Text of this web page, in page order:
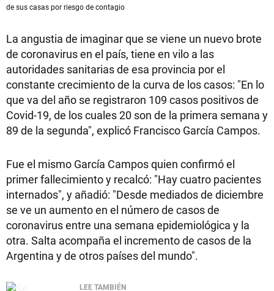
de sus casas por riesgo de contagio
La angustia de imaginar que se viene un nuevo brote
de coronavirus en el país, tiene en vilo a las
autoridades sanitarias de esa provincia por el
constante crecimiento de la curva de los casos: "En lo
que va del año se registraron 109 casos positivos de
Covid-19, de los cuales 20 son de la primera semana y
89 de la segunda", explicó Francisco García Campos.
Fue el mismo García Campos quien confirmó el
primer fallecimiento y recalcó: "Hay cuatro pacientes
internados", y añadió: "Desde mediados de diciembre
se ve un aumento en el número de casos de
coronavirus entre una semana epidemiológica y la
otra. Salta acompaña el incremento de casos de la
Argentina y de otros países del mundo".
LEE TAMBIÉN